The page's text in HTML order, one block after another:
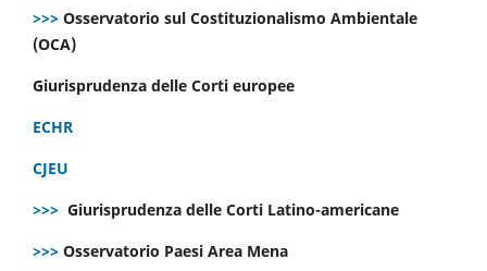
>>> Osservatorio sul Costituzionalismo Ambientale
(OCA)
Giurisprudenza delle Corti europee
ECHR
CJEU
>>> Giurisprudenza delle Corti Latino-americane
>>> Osservatorio Paesi Area Mena